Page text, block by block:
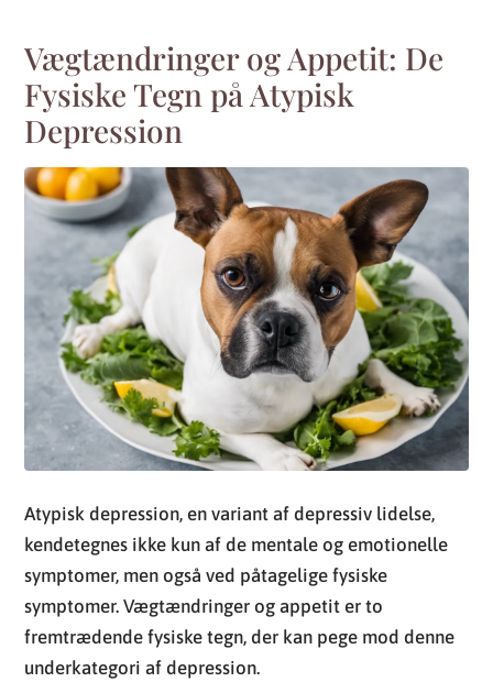
Atypisk depression, en variant af depressiv lidelse,
kendetegnes ikke kun af de mentale og emotionelle
symptomer, men også ved påtagelige fysiske
symptomer. Vægtændringer og appetit er to
underkategori af depression.
Personer, der lider af atypisk depression, kan ofte
opleve en markant øgning i deres appetit. Dette fører
til væsentlige og ofte hurtige vægtøgninger, som
adskiller sig fra den typiske depression, hvor vægttab